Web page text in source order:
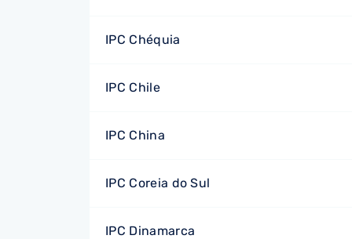
IPC Chéquia
IPC Chile
IPC China
IPC Coreia do Sul
IPC Dinamarca